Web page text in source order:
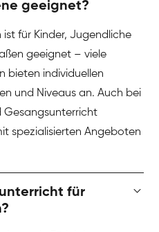
geeignet?
für Kinder, Jugendliche
geeignet – viele
bieten individuellen
und Niveaus an. Auch bei
Gesangsunterricht
spezialisierten Angeboten
für